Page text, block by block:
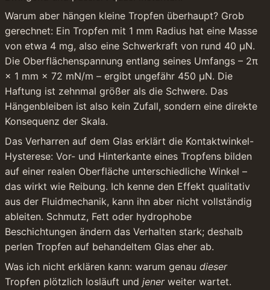
Warum aber hängen kleine Tropfen überhaupt? Grob
gerechnet: Ein Tropfen mit 1 mm Radius hat eine Masse
von etwa 4 mg, also eine Schwerkraft von rund 40 µN.
Die Oberflächenspannung entlang seines Umfangs – 2π
× 1 mm × 72 mN/m – ergibt ungefähr 450 µN. Die
Haftung ist zehnmal größer als die Schwere. Das
Hängenbleiben ist also kein Zufall, sondern eine direkte
Konsequenz der Skala.
Das Verharren auf dem Glas erklärt die Kontaktwinkel-
Hysterese: Vor- und Hinterkante eines Tropfens bilden
auf einer realen Oberfläche unterschiedliche Winkel –
das wirkt wie Reibung. Ich kenne den Effekt qualitativ
aus der Fluidmechanik, kann ihn aber nicht vollständig
ableiten. Schmutz, Fett oder hydrophobe
Beschichtungen ändern das Verhalten stark; deshalb
perlen Tropfen auf behandeltem Glas eher ab.
Was ich nicht erklären kann: warum genau dieser
Tropfen plötzlich losläuft und jener weiter wartet.